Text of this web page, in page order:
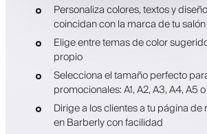
Personaliza colores, textos y
coincidan con la marca de tu salón
Elige entre temas de color
propio
Selecciona el tamaño perfecto
promocionales: A1, A2, A3, A4, A5
Dirige a los clientes a tu página de
en Barberly con facilidad